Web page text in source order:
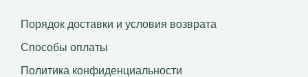
Порядок доставки и условия возврата
Способы оплаты
Политика конфиденциальности